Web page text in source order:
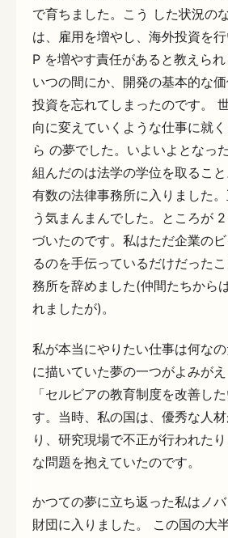
で育ちました。こう した状況の
は、雇用を増やし、海外投資を
P を増やす責任があると教えられ
いつの間にか、開発の基本的な
投資を忘れてしまったのです。
向に変えていくような仕事に就
ら の夢でした。いよいよとなっ
組んだのは法学の学位を取るこ
有数の法律事務所に入りました
う気まんまんでした。ところが
づいたのです。私はただ企業の
るのを手伝っているだけだった
務所を辞めました(仲間たちから
れましたが)。
私が本当にやりたい仕事は何な
に描いていた夢の一つがよみがえ
「セルビアの教育制度を改善し
す。当時、私の国は、優秀な人
り、研究現場で不正が行われた
な問題を抱えていたのです。
かつての夢に立ち返った私はノ
財団に入りました。 この国の大